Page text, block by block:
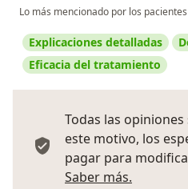
Lo más mencionado por los pacientes
Explicaciones detalladas
Eficacia del tratamiento
Todas las
este motivo, los
pagar para
Saber más.